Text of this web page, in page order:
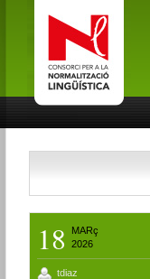
18
MARç
2026
tdiaz